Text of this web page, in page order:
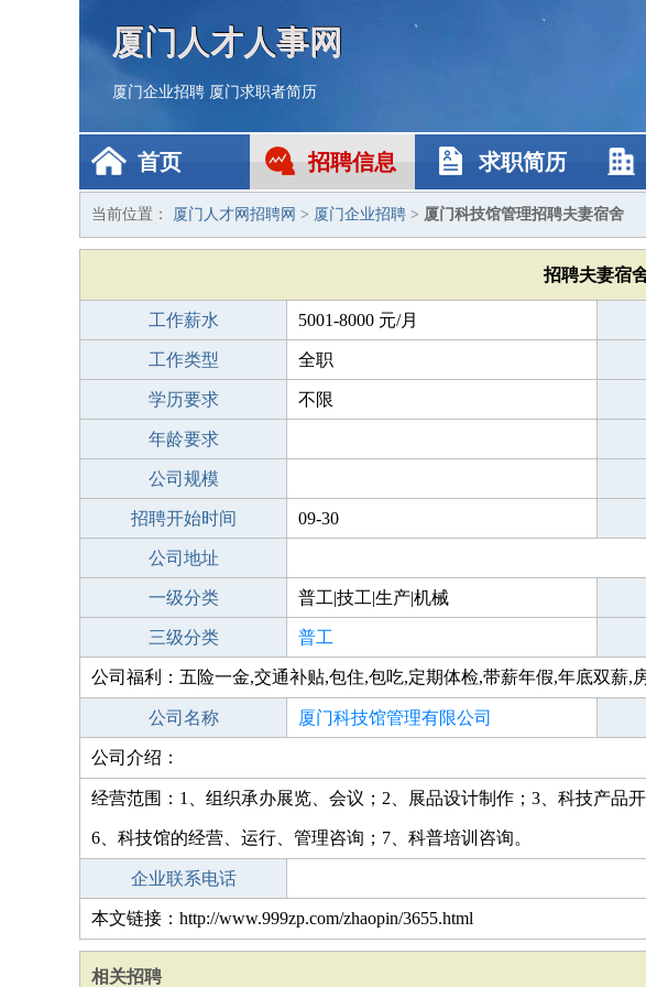
厦门人才人事网
厦门企业招聘 厦门求职者简历
首页 招聘信息 求职简历
当前位置： 厦门人才网招聘网 > 厦门企业招聘 > 厦门科技馆管理招聘夫妻宿舍
招聘夫妻宿
工作薪水 5001-8000 元/月
工作类型 全职
学历要求 不限
年龄要求
公司规模
招聘开始时间 09-30
公司地址
一级分类 普工|技工|生产|机械
三级分类 普工
公司福利：五险一金,交通补贴,包住,包吃,定期体检,带薪年假,年底双薪,
公司名称 厦门科技馆管理有限公司
公司介绍：
经营范围：1、组织承办展览、会议；2、展品设计制作；3、科技产品
6、科技馆的经营、运行、管理咨询；7、科普培训咨询。
企业联系电话
本文链接：http://www.999zp.com/zhaopin/3655.html
相关招聘